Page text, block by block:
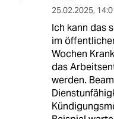
25.02.2025,
Ich kann das
im
Wochen
das
werden.